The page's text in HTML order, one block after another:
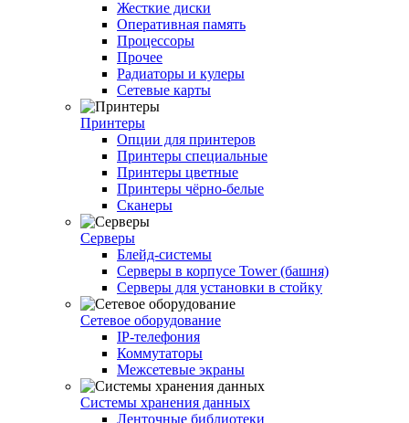
Жесткие диски
Оперативная память
Процессоры
Прочее
Радиаторы и кулеры
Сетевые карты
Принтеры
Опции для принтеров
Принтеры специальные
Принтеры цветные
Принтеры чёрно-белые
Сканеры
Серверы
Блейд-системы
Серверы в корпусе Tower (башня)
Серверы для установки в стойку
Сетевое оборудование
IP-телефония
Коммутаторы
Межсетевые экраны
Системы хранения данных
Ленточные библиотеки